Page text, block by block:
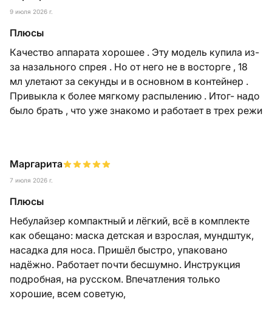
9 июля 2026 г.
Плюсы
Качество аппарата хорошее . Эту модель купила из-
за назального спрея . Но от него не в восторге , 18
мл улетают за секунды и в основном в контейнер .
Привыкла к более мягкому распылению . Итог- надо
было брать , что уже знакомо и работает в трех режи
Маргарита
7 июля 2026 г.
Плюсы
Небулайзер компактный и лёгкий, всё в комплекте
как обещано: маска детская и взрослая, мундштук,
насадка для носа. Пришёл быстро, упаковано
надёжно. Работает почти бесшумно. Инструкция
подробная, на русском. Впечатления только
хорошие, всем советую,